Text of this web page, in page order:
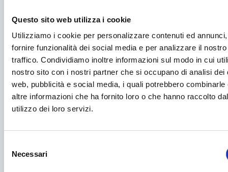
Questo sito web utilizza i cookie
Utilizziamo i cookie per personalizzare contenuti ed
fornire funzionalità dei social media e per analizzare il nostro
traffico. Condividiamo inoltre informazioni sul modo in cui
nostro sito con i nostri partner che si occupano di analisi dei
web, pubblicità e social media, i quali potrebbero combinarle
altre informazioni che ha fornito loro o che hanno raccolto
utilizzo dei loro servizi.
delNecessari
Diritti e Cittadinanza
Distretti del Commercio
E-commerce
Economia circolare
Edilizia
Editoria e informazione
Educazione e istruzione